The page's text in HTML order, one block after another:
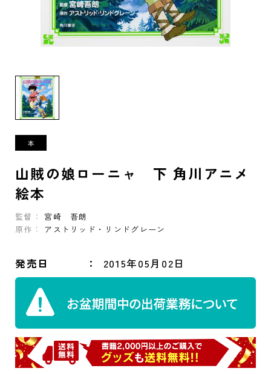
山賊の娘ローニャ 下 角川アニメ
絵本
監督：
宮崎 吾朗
原作：
アストリッド・リンドグレーン
発売日 2015年05月02日